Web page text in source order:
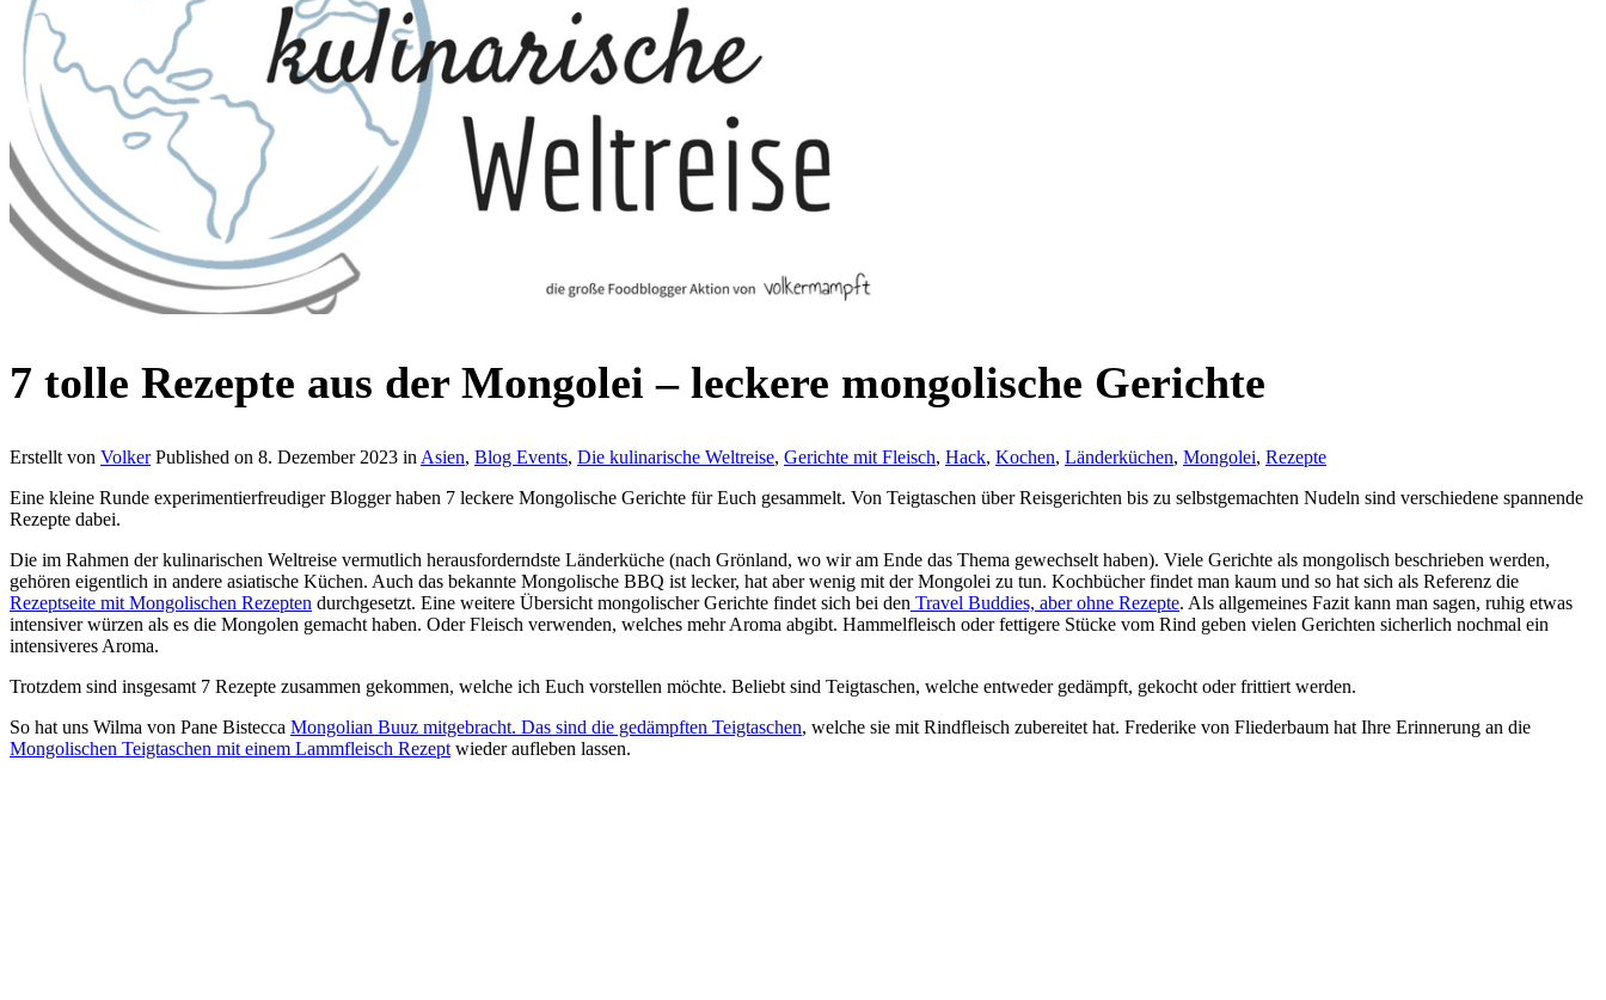
7 tolle Rezepte aus der Mongolei – leckere mongolische Gerichte
Erstellt von Volker Published on 8. Dezember 2023 in Asien, Blog Events, Die kulinarische Weltreise, Gerichte mit Fleisch, Hack, Kochen, Länderküchen, Mongolei, Rezepte
Eine kleine Runde experimentierfreudiger Blogger haben 7 leckere Mongolische Gerichte für Euch gesammelt. Von Teigtaschen über Reisgerichten bis zu selbstgemachten Nudeln sind verschiedene spannende
Rezepte dabei.
Die im Rahmen der kulinarischen Weltreise vermutlich herausforderndste Länderküche (nach Grönland, wo wir am Ende das Thema gewechselt haben). Viele Gerichte als mongolisch beschrieben werden,
gehören eigentlich in andere asiatische Küchen. Auch das bekannte Mongolische BBQ ist lecker, hat aber wenig mit der Mongolei zu tun. Kochbücher findet man kaum und so hat sich als Referenz die
Rezeptseite mit Mongolischen Rezepten durchgesetzt. Eine weitere Übersicht mongolischer Gerichte findet sich bei den Travel Buddies, aber ohne Rezepte. Als allgemeines Fazit kann man sagen, ruhig etwas
intensiver würzen als es die Mongolen gemacht haben. Oder Fleisch verwenden, welches mehr Aroma abgibt. Hammelfleisch oder fettigere Stücke vom Rind geben vielen Gerichten sicherlich nochmal ein
intensiveres Aroma.
Trotzdem sind insgesamt 7 Rezepte zusammen gekommen, welche ich Euch vorstellen möchte. Beliebt sind Teigtaschen, welche entweder gedämpft, gekocht oder frittiert werden.
So hat uns Wilma von Pane Bistecca Mongolian Buuz mitgebracht. Das sind die gedämpften Teigtaschen, welche sie mit Rindfleisch zubereitet hat. Frederike von Fliederbaum hat Ihre Erinnerung an die
Mongolischen Teigtaschen mit einem Lammfleisch Rezept wieder aufleben lassen.